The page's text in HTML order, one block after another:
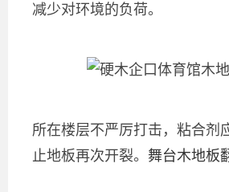
减少对环境的负荷。
所在楼层不严厉打击，粘合剂
止地板再次开裂。 舞台木地板